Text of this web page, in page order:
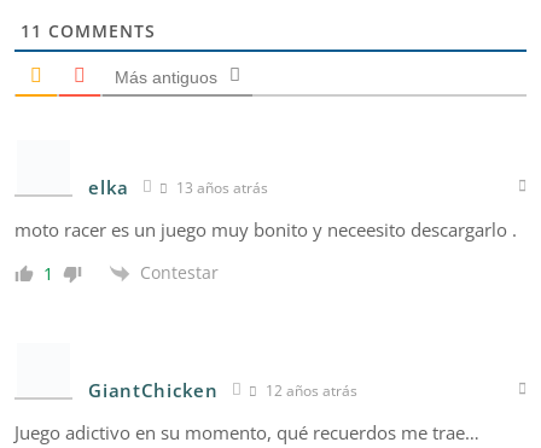
11 COMMENTS
Más antiguos
elka 13 años atrás
moto racer es un juego muy bonito y neceesito descargarlo .
1 Contestar
GiantChicken 12 años atrás
Juego adictivo en su momento, qué recuerdos me trae…